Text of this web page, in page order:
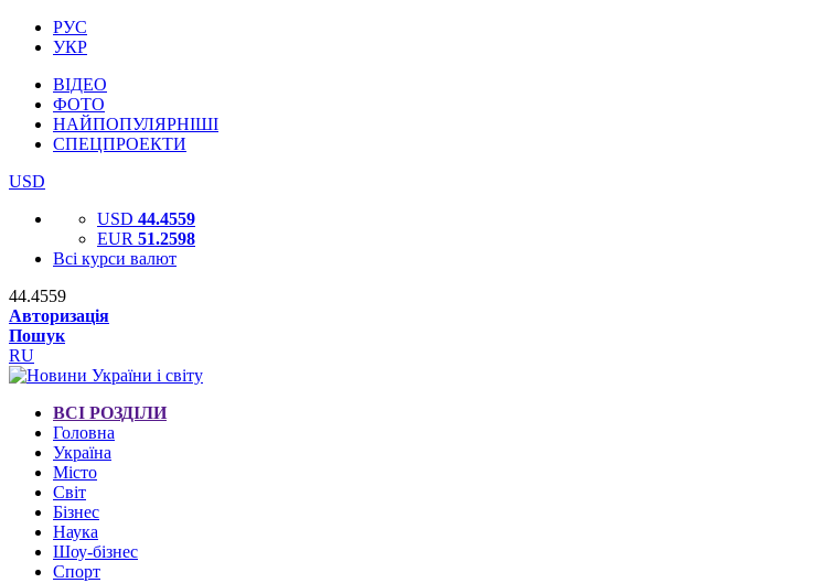
РУС
УКР
ВІДЕО
ФОТО
НАЙПОПУЛЯРНІШІ
СПЕЦПРОЕКТИ
USD
USD 44.4559
EUR 51.2598
Всі курси валют
44.4559
Авторизація
Пошук
RU
ВСІ РОЗДІЛИ
Головна
Україна
Місто
Світ
Бізнес
Наука
Шоу-бізнес
Спорт